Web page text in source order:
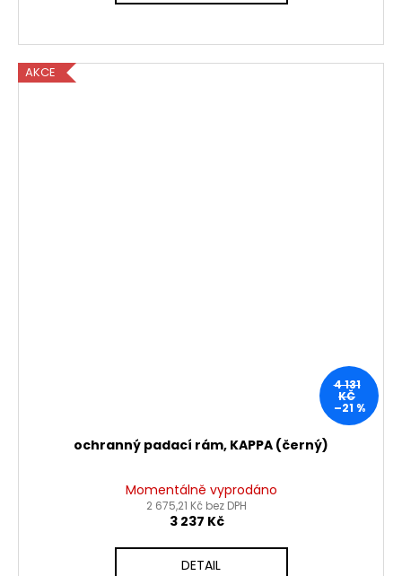
AKCE
4 131
KČ
–21 %
ochranný padací rám, KAPPA (černý)
Momentálně vyprodáno
2 675,21 Kč bez DPH
3 237 Kč
DETAIL